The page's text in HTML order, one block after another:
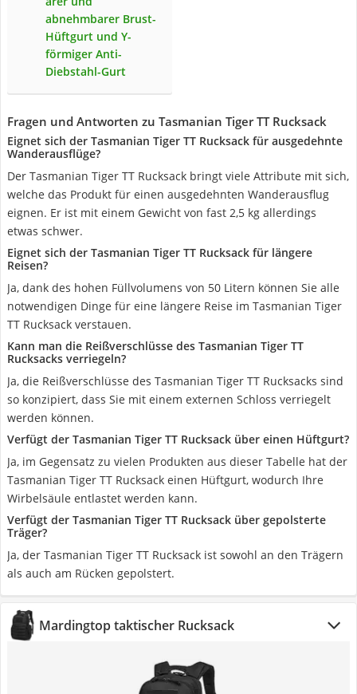
abnehmbarer Brust-
Hüftgurt und Y-
förmiger Anti-
Diebstahl-Gurt
Fragen und Antworten zu Tasmanian Tiger TT Rucksack
Eignet sich der Tasmanian Tiger TT Rucksack für ausgedehnte
Wanderausflüge?
Der Tasmanian Tiger TT Rucksack bringt viele Attribute mit sich,
welche das Produkt für einen ausgedehnten Wanderausflug
eignen. Er ist mit einem Gewicht von fast 2,5 kg allerdings
etwas schwer.
Eignet sich der Tasmanian Tiger TT Rucksack für längere
Reisen?
Ja, dank des hohen Füllvolumens von 50 Litern können Sie alle
notwendigen Dinge für eine längere Reise im Tasmanian Tiger
TT Rucksack verstauen.
Kann man die Reißverschlüsse des Tasmanian Tiger TT
Rucksacks verriegeln?
Ja, die Reißverschlüsse des Tasmanian Tiger TT Rucksacks sind
so konzipiert, dass Sie mit einem externen Schloss verriegelt
werden können.
Verfügt der Tasmanian Tiger TT Rucksack über einen Hüftgurt?
Ja, im Gegensatz zu vielen Produkten aus dieser Tabelle hat der
Tasmanian Tiger TT Rucksack einen Hüftgurt, wodurch Ihre
Wirbelsäule entlastet werden kann.
Verfügt der Tasmanian Tiger TT Rucksack über gepolsterte
Träger?
Ja, der Tasmanian Tiger TT Rucksack ist sowohl an den Trägern
als auch am Rücken gepolstert.
Mardingtop taktischer Rucksack